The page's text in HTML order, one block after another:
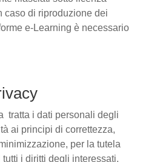
caso di riproduzione dei
e-Learning è necessario
tratta i dati personali degli
ai principi di correttezza,
per la tutela
i diritti degli interessati,